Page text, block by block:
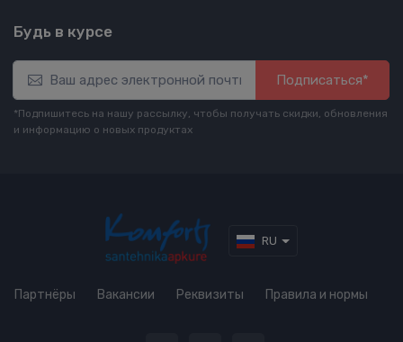
Будь в курсе
Подписаться*
*Подпишитесь на нашу рассылку, чтобы получать скидки, обновления
и информацию о новых продуктах
RU
Партнёры Вакансии Реквизиты Правила и нормы